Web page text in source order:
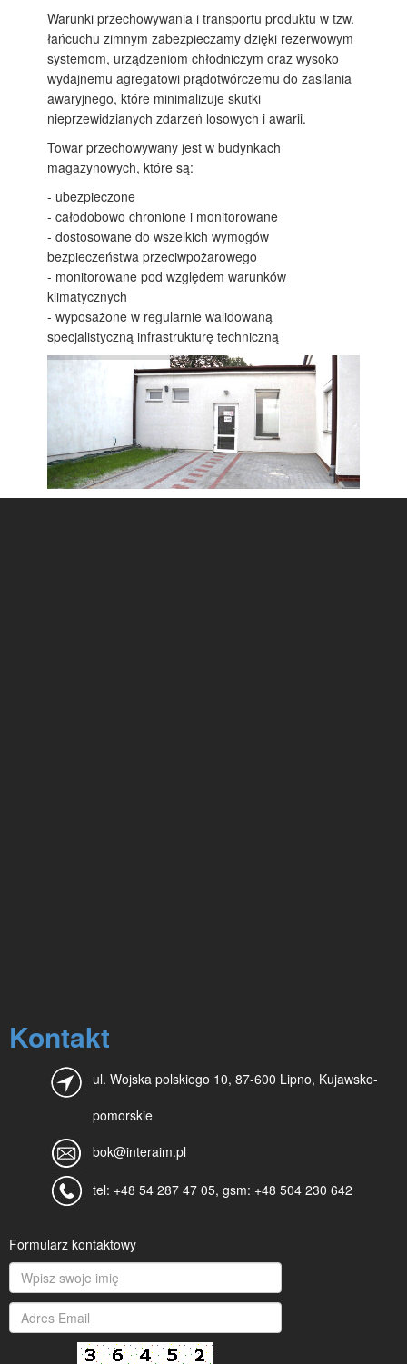
Warunki przechowywania i transportu produktu w tzw.
łańcuchu zimnym zabezpieczamy dzięki rezerwowym
systemom, urządzeniom chłodniczym oraz wysoko
wydajnemu agregatowi prądotwórczemu do zasilania
awaryjnego, które minimalizuje skutki
nieprzewidzianych zdarzeń losowych i awarii.
Towar przechowywany jest w budynkach
magazynowych, które są:
- ubezpieczone
- całodobowo chronione i monitorowane
- dostosowane do wszelkich wymogów
bezpieczeństwa przeciwpożarowego
- monitorowane pod względem warunków
klimatycznych
- wyposażone w regularnie walidowaną
specjalistyczną infrastrukturę techniczną
Kontakt
ul. Wojska polskiego 10, 87-600 Lipno, Kujawsko-
pomorskie
bok@interaim.pl
tel: +48 54 287 47 05, gsm: +48 504 230 642
Formularz kontaktowy